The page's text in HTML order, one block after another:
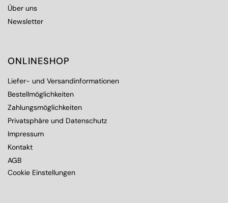
Über uns
Newsletter
ONLINESHOP
Liefer- und Versandinformationen
Bestellmöglichkeiten
Zahlungsmöglichkeiten
Privatsphäre und Datenschutz
Impressum
Kontakt
AGB
Cookie Einstellungen